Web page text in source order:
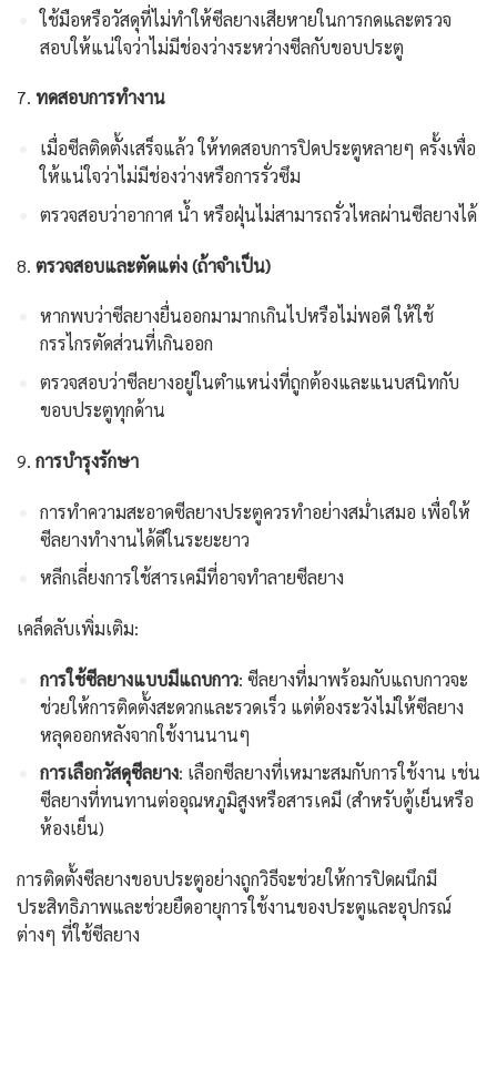
ใช้มือหรือวัสดุที่ไม่ทำให้ซีลยางเสียหายในการกดและตรวจ
สอบให้แน่ใจว่าไม่มีช่องว่างระหว่างซีลกับขอบประตู
7. ทดสอบการทำงาน
เมื่อซีลติดตั้งเสร็จแล้ว ให้ทดสอบการปิดประตูหลายๆ ครั้งเพื่อ
ให้แน่ใจว่าไม่มีช่องว่างหรือการรั่วซึม
ตรวจสอบว่าอากาศ น้ำ หรือฝุ่นไม่สามารถรั่วไหลผ่านซีลยางได้
8. ตรวจสอบและตัดแต่ง (ถ้าจำเป็น)
หากพบว่าซีลยางยื่นออกมามากเกินไปหรือไม่พอดี ให้ใช้
กรรไกรตัดส่วนที่เกินออก
ตรวจสอบว่าซีลยางอยู่ในตำแหน่งที่ถูกต้องและแนบสนิทกับ
ขอบประตูทุกด้าน
9. การบำรุงรักษา
การทำความสะอาดซีลยางประตูควรทำอย่างสม่ำเสมอ เพื่อให้
ซีลยางทำงานได้ดีในระยะยาว
หลีกเลี่ยงการใช้สารเคมีที่อาจทำลายซีลยาง
เคล็ดลับเพิ่มเติม:
การใช้ซีลยางแบบมีแถบกาว: ซีลยางที่มาพร้อมกับแถบกาวจะ
ช่วยให้การติดตั้งสะดวกและรวดเร็ว แต่ต้องระวังไม่ให้ซีลยาง
หลุดออกหลังจากใช้งานนานๆ
การเลือกวัสดุซีลยาง: เลือกซีลยางที่เหมาะสมกับการใช้งาน เช่น
ซีลยางที่ทนทานต่ออุณหภูมิสูงหรือสารเคมี (สำหรับตู้เย็นหรือ
ห้องเย็น)
การติดตั้งซีลยางขอบประตูอย่างถูกวิธีจะช่วยให้การปิดผนึกมี
ประสิทธิภาพและช่วยยืดอายุการใช้งานของประตูและอุปกรณ์
ต่างๆ ที่ใช้ซีลยาง